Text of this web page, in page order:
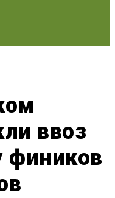
ввоз
фиников